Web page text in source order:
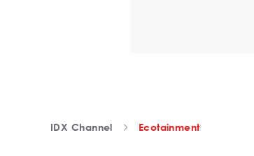
IDX Channel Ecotainment